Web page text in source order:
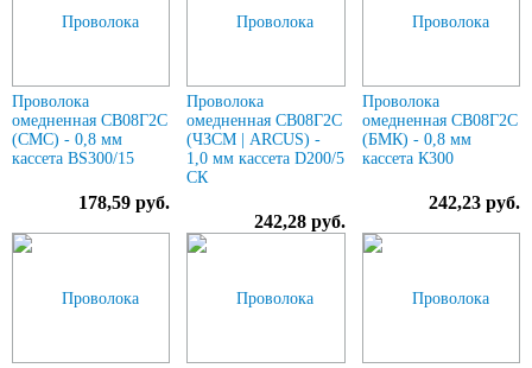
Проволока
омедненная СВ08Г2С
(СМС) - 0,8 мм
кассета BS300/15
178,59 руб.
Проволока
омедненная СВ08Г2С
(ЧЗСМ | ARCUS) -
1,0 мм кассета D200/5
СК
242,28 руб.
Проволока
омедненная СВ08Г2С
(БМК) - 0,8 мм
кассета К300
242,23 руб.